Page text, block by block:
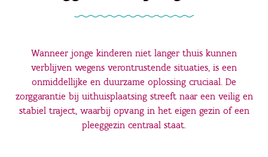
Wanneer jonge kinderen niet langer thuis kunnen
verblijven wegens verontrustende situaties, is een
onmiddellijke en duurzame oplossing cruciaal. De
zorggarantie bij uithuisplaatsing streeft naar een veilig en
stabiel traject, waarbij opvang in het eigen gezin of een
pleeggezin centraal staat.